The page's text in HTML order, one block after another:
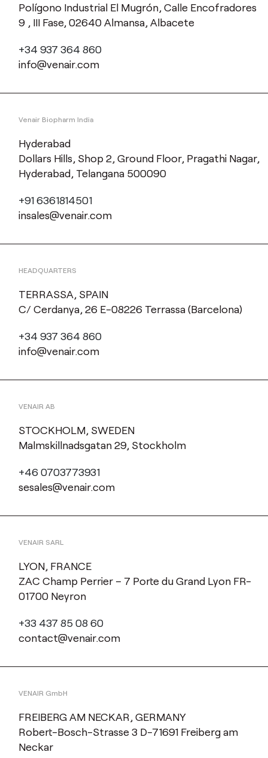
Polígono Industrial El Mugrón, Calle Encofradores
9 , III Fase, 02640 Almansa, Albacete
+34 937 364 860
info@venair.com
Venair Biopharm India
Hyderabad
Dollars Hills, Shop 2, Ground Floor, Pragathi Nagar,
Hyderabad, Telangana 500090
+91 6361814501
insales@venair.com
HEADQUARTERS
TERRASSA, SPAIN
C/ Cerdanya, 26 E-08226 Terrassa (Barcelona)
+34 937 364 860
info@venair.com
VENAIR AB
STOCKHOLM, SWEDEN
Malmskillnadsgatan 29, Stockholm
+46 0703773931
sesales@venair.com
VENAIR SARL
LYON, FRANCE
ZAC Champ Perrier – 7 Porte du Grand Lyon FR-
01700 Neyron
+33 437 85 08 60
contact@venair.com
VENAIR GmbH
FREIBERG AM NECKAR, GERMANY
Robert-Bosch-Strasse 3 D-71691 Freiberg am
Neckar